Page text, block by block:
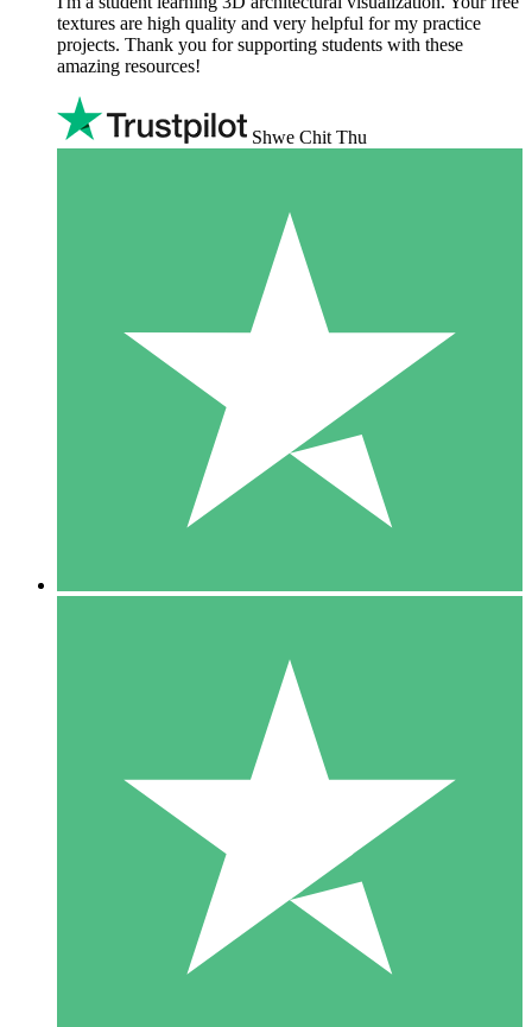
textures are high quality and very helpful for my practice
projects. Thank you for supporting students with these
amazing resources!
Shwe Chit Thu